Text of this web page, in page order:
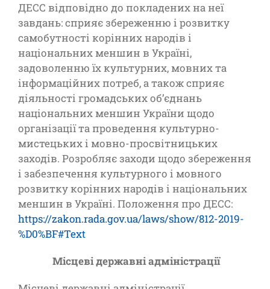
ДЕСС відповідно до покладених на неї
завдань: сприяє збереженню і розвитку
самобутності корінних народів і
національних меншин в Україні,
задоволенню їх культурних, мовних та
інформаційних потреб, а також сприяє
діяльності громадських об’єднань
національних меншин України щодо
організації та проведення культурно-
мистецьких і мовно-просвітницьких
заходів. Розробляє заходи щодо збереження
і забезпечення культурного і мовного
розвитку корінних народів і національних
меншин в Україні. Положення про ДЕСС:
https://zakon.rada.gov.ua/laws/show/812-2019-
%D0%BF#Text
Місцеві державні адміністрації